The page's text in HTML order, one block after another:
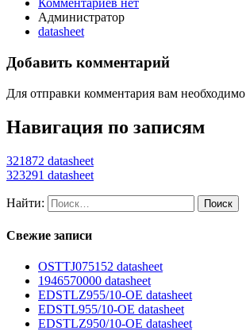
Комментариев нет
Администратор
datasheet
Добавить комментарий
Для отправки комментария вам необходимо
Навигация по записям
321872 datasheet
323291 datasheet
Найти:
Свежие записи
OSTTJ075152 datasheet
1946570000 datasheet
EDSTLZ955/10-OE datasheet
EDSTL955/10-OE datasheet
EDSTLZ950/10-OE datasheet